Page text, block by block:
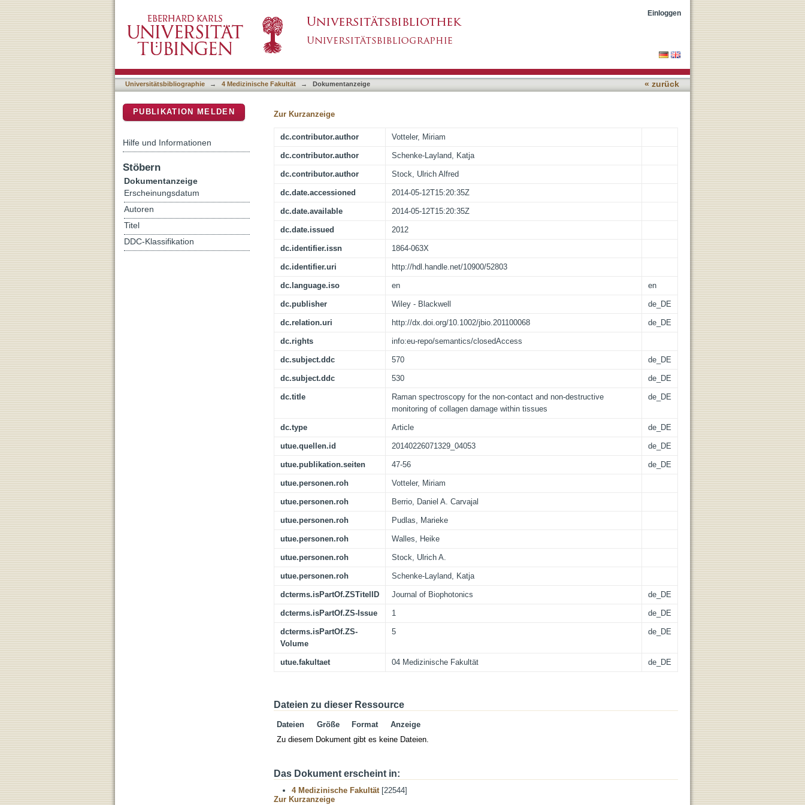
Raman spectroscopy for the non-contact and non-destructive monitoring of collagen damage within
tissues
Einloggen
Universitätsbibliographie → 4 Medizinische Fakultät → Dokumentanzeige « zurück
Zur Kurzanzeige
dc.contributor.author Votteler, Miriam
dc.contributor.author Schenke-Layland, Katja
dc.contributor.author Stock, Ulrich Alfred
dc.date.accessioned 2014-05-12T15:20:35Z
dc.date.available 2014-05-12T15:20:35Z
dc.date.issued 2012
dc.identifier.issn 1864-063X
dc.identifier.uri http://hdl.handle.net/10900/52803
dc.language.iso en en
dc.publisher Wiley - Blackwell de_DE
dc.relation.uri http://dx.doi.org/10.1002/jbio.201100068 de_DE
dc.rights info:eu-repo/semantics/closedAccess
dc.subject.ddc 570 de_DE
dc.subject.ddc 530 de_DE
dc.title
Raman spectroscopy for the non-contact and non-destructive
monitoring of collagen damage within tissues
de_DE
dc.type Article de_DE
utue.quellen.id 20140226071329_04053 de_DE
utue.publikation.seiten 47-56 de_DE
utue.personen.roh Votteler, Miriam
utue.personen.roh Berrio, Daniel A. Carvajal
utue.personen.roh Pudlas, Marieke
utue.personen.roh Walles, Heike
utue.personen.roh Stock, Ulrich A.
utue.personen.roh Schenke-Layland, Katja
dcterms.isPartOf.ZSTitelID Journal of Biophotonics de_DE
dcterms.isPartOf.ZS-Issue 1 de_DE
dcterms.isPartOf.ZS-
Volume
5 de_DE
utue.fakultaet 04 Medizinische Fakultät de_DE
Dateien zu dieser Ressource
Dateien Größe Format
Anzeige
Zu diesem Dokument gibt es keine Dateien.
Das Dokument erscheint in:
4 Medizinische Fakultät[22544]
Zur Kurzanzeige
PUBLIKATION MELDEN
Hilfe und Informationen
Stöbern
Dokumentanzeige
Erscheinungsdatum
Autoren
Titel
DDC-Klassifikation